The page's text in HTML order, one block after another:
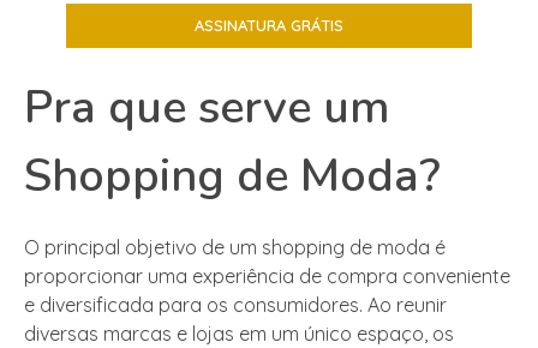
Pra que serve um
Shopping de Moda?
O principal objetivo de um shopping de moda é
proporcionar uma experiência de compra conveniente
e diversificada para os consumidores. Ao reunir
diversas marcas e lojas em um único espaço, os